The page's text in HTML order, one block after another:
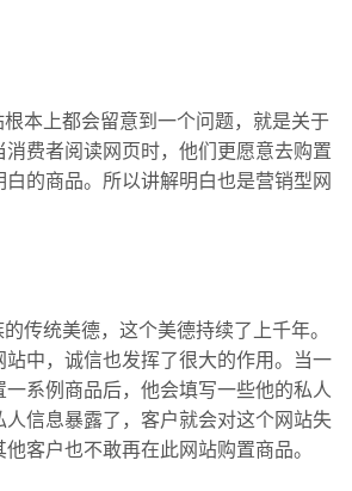
本上都会留意到一个问题，就是关于
消费者阅读网页时，他们更愿意去购置
的商品。所以讲解明白也是营销型网
传统美德，这个美德持续了上千年。
站中，诚信也发挥了很大的作用。当一
系例商品后，他会填写一些他的私人
人信息暴露了，客户就会对这个网站失
客户也不敢再在此网站购置商品。